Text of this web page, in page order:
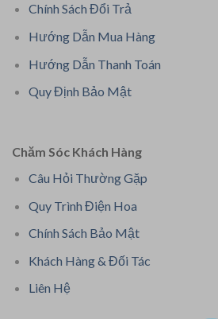
Chính Sách Đổi Trả
Hướng Dẫn Mua Hàng
Hướng Dẫn Thanh Toán
Quy Định Bảo Mật
Chăm Sóc Khách Hàng
Câu Hỏi Thường Gặp
Quy Trình Điện Hoa
Chính Sách Bảo Mật
Khách Hàng & Đối Tác
Liên Hệ